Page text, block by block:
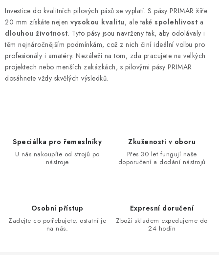
Investice do kvalitních pilových pásů se vyplatí. S pásy PRIMAR šíře
20 mm získáte nejen vysokou kvalitu, ale také spolehlivost a
dlouhou životnost. Tyto pásy jsou navrženy tak, aby odolávaly i
těm nejnáročnějším podmínkám, což z nich činí ideální volbu pro
profesionály i amatéry. Nezáleží na tom, zda pracujete na velkých
projektech nebo menších zakázkách, s pilovými pásy PRIMAR
dosáhnete vždy skvělých výsledků.
Speciálka pro řemeslníky
U nás nakoupíte od strojů po
nástroje
Zkušenosti v oboru
Přes 30 let fungují naše
doporučení a dodání nástrojů
Osobní přístup
Zadejte co potřebujete, ostatní je
na nás.
Expresní doručení
Zboží skladem expedujeme do
24 hodin